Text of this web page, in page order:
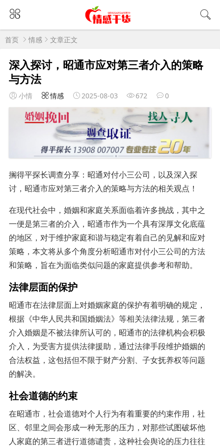
首页 情感 文章正文
深入探讨，昭通市应对第三者介入的策略
与方法
小情 情感 2025-08-03 672 0
搁得平探长调查分享：昭通对付小三公司，以及深入探
讨，昭通市应对第三者介入的策略与方法的相关观点！
在现代社会中，婚姻和家庭关系面临着许多挑战，其中之
一便是第三者的介入，昭通市作为一个具有深厚文化底蕴
的地区，对于维护家庭和谐与稳定有着自己的见解和应对
策略，本文将从多个角度分析昭通市对付小三公司的方法
和策略，旨在为面临类似问题的家庭提供参考和帮助。
法律层面的保护
昭通市在法律层面上对婚姻家庭的保护有着明确的规定，
根据《中华人民共和国婚姻法》等相关法律法规，第三者
介入婚姻是不被法律所认可的，昭通市的法律机构会积极
介入，为受害方提供法律援助，通过法律手段维护婚姻的
合法权益，这包括但不限于财产分割、子女抚养权等问题
的解决。
社会道德的约束
在昭通市，社会道德对个人行为有着重要的约束作用，社
区、邻里之间会形成一种无形的压力，对那些试图破坏他
人家庭的第三者进行道德谴责，这种社会舆论的压力往往